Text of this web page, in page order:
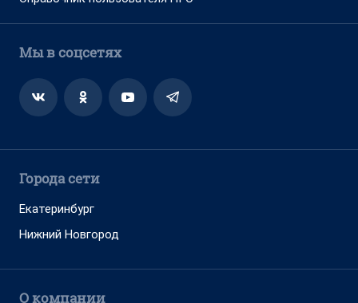
Мы в соцсетях
Города сети
Екатеринбург
Нижний Новгород
О компании